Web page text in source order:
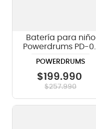
Batería para niño
Powerdrums PD-03
POWERDRUMS
$199.990
$257.990